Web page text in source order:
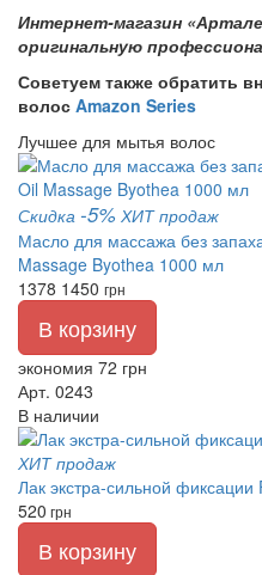
Интернет-магазин
оригинальную
Советуем также обратить
волос Amazon Series
Лучшее для мытья волос
Скидка -5% ХИТ продаж
Масло для массажа без
Massage Byothea 1000 мл
1378 1450 грн
В корзину
экономия 72 грн
Арт. 0243
В наличии
ХИТ продаж
Лак экстра-сильной
520 грн
В корзину